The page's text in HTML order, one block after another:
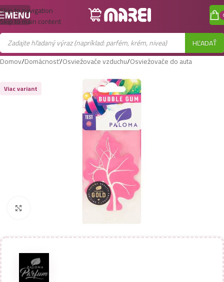
Skip to navigation
Skip to main content
MENU
HĽADAŤ
Domov/Domácnosť/Osviežovače vzduchu/Osviežovače do auta
Viac variant